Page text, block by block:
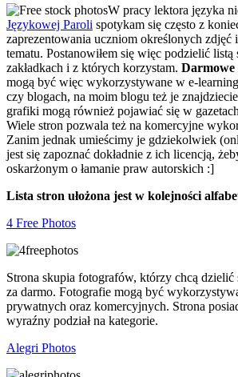
W pracy lektora języka
Językowej Paroli spotykam się często z
zaprezentowania uczniom określonych zdjęć
tematu. Postanowiłem się więc podzielić
zakładkach i z których korzystam. Darmowe
mogą być więc wykorzystywane w e-
czy blogach, na moim blogu też je
grafiki mogą również pojawiać się w
Wiele stron pozwala też na komercyjne
Zanim jednak umieścimy je gdziekolwiek
jest się zapoznać dokładnie z ich licencją,
oskarżonym o łamanie praw autorskich :]
Lista stron ułożona jest w kolejności
4 Free Photos
Strona skupia fotografów, którzy chcą
za darmo. Fotografie mogą być
prywatnych oraz komercyjnych. Strona
wyraźny podział na kategorie.
Alegri Photos